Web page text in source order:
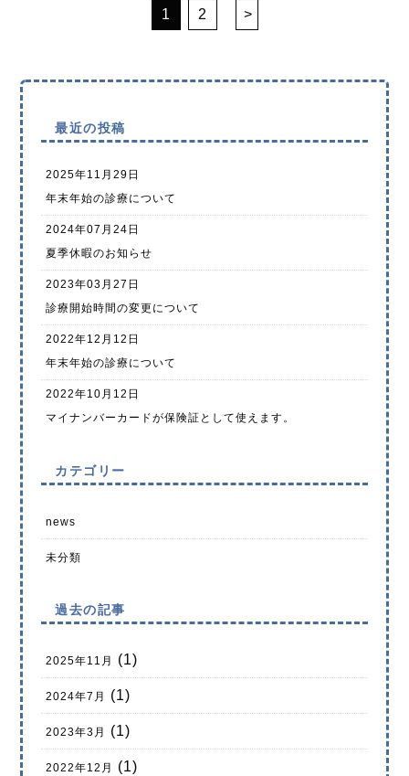
1 2 >
最近の投稿
2025年11月29日
年末年始の診療について
2024年07月24日
夏季休暇のお知らせ
2023年03月27日
診療開始時間の変更について
2022年12月12日
年末年始の診療について
2022年10月12日
マイナンバーカードが保険証として使えます。
カテゴリー
news
未分類
過去の記事
2025年11月 (1)
2024年7月 (1)
2023年3月 (1)
2022年12月 (1)